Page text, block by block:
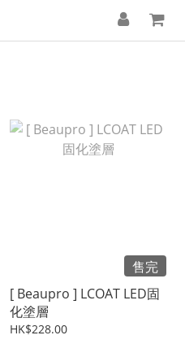
售完
[ Beaupro ] LCOAT LED固
化塗層
HK$228.00